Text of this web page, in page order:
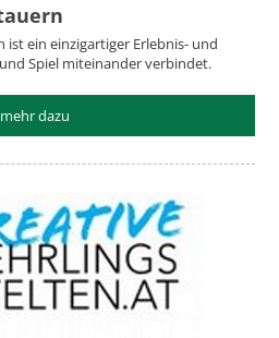
ist ein einzigartiger Erlebnis- und
Spiel miteinander verbindet.
mehr dazu